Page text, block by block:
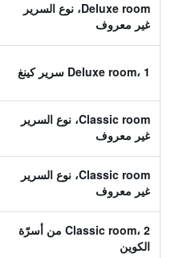
Deluxe room، نوع السرير
غير معروف
Deluxe room، 1 سرير كينغ
Classic room، نوع السرير
غير معروف
Classic room، نوع السرير
غير معروف
Classic room، 2 من أسرّة
الكوين